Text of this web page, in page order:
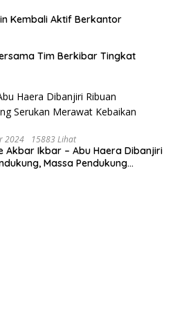
Kembali Aktif Berkantor
Tim Berkibar Tingkat
2024 15883 Lihat
Akbar Ikbar – Abu Haera Dibanjiri
Massa Pendukung